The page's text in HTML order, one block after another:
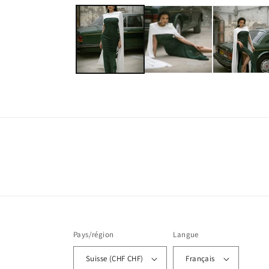
média
dans
une
fenêtre
modale
Pays/région
Suisse (CHF CHF)
Langue
Français